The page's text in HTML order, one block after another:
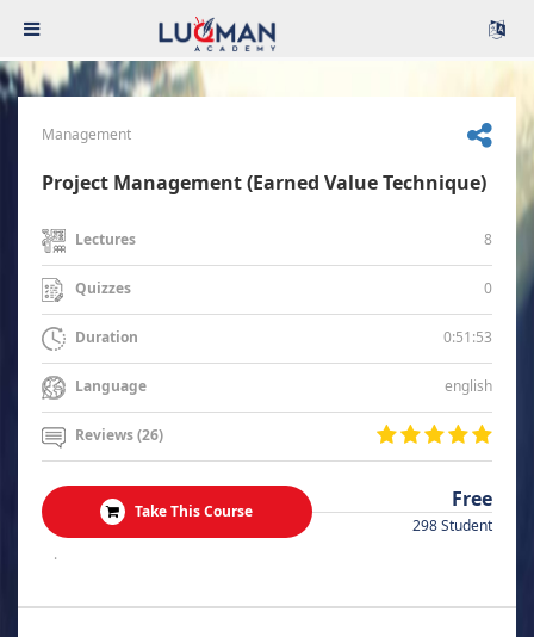
Management
Project Management (Earned Value Technique)
Lectures 8
Quizzes 0
Duration 0:51:53
Language english
Reviews (26)
Take This Course Free
298 Student
.